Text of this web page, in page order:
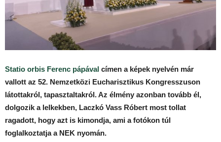
Statio orbis Ferenc pápával címen a képek nyelvén már
vallott az 52. Nemzetközi Eucharisztikus Kongresszuson
látottakról, tapasztaltakról. Az élmény azonban tovább él,
dolgozik a lelkekben, Laczkó Vass Róbert most tollat
ragadott, hogy azt is kimondja, ami a fotókon túl
foglalkoztatja a NEK nyomán.